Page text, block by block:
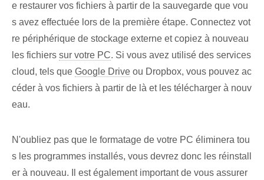
e restaurer vos fichiers à partir de la sauvegarde que vou
s avez effectuée lors de la première étape. Connectez vot
re périphérique de stockage externe et copiez à nouveau
les fichiers sur votre PC. ⁢Si vous avez utilisé des ⁤services
cloud, tels que Google Drive ou Dropbox, vous pouvez ac
céder à vos fichiers à partir de là et les télécharger à nouv
eau.
N'oubliez pas que le formatage de votre PC éliminera tou
s les programmes installés, vous devrez donc les réinstall
er à nouveau. Il est également important de vous assurer